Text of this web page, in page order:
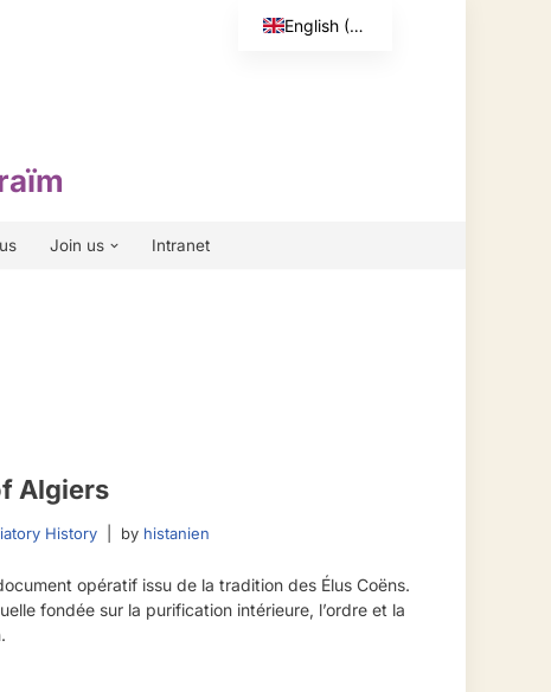
Join us Intranet
Algiers
History by histanien
opératif issu de la tradition des Élus Coëns.
fondée sur la purification intérieure, l’ordre et la
English (UK)